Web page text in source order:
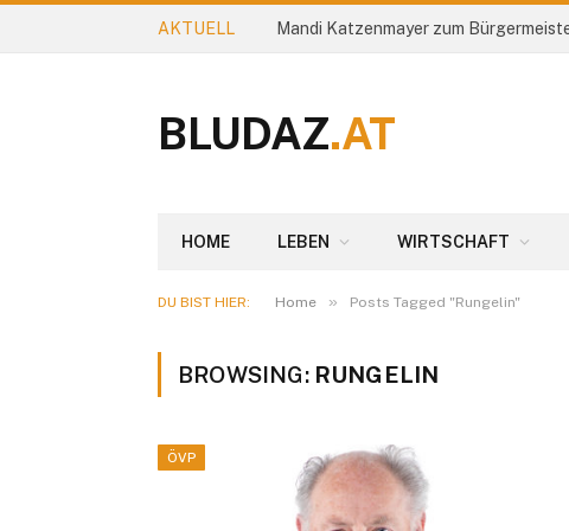
AKTUELL Mandi Katzenmayer zum
BLUDAZ.AT
HOME LEBEN WIRTSCHAFT
DU BIST HIER: Home » Posts Tagged "Rungelin"
BROWSING: RUNGELIN
ÖVP